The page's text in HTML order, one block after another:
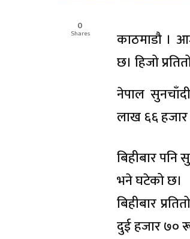
0
Shares
काठमाडौ ।
छ। हिजो
नेपाल
लाख ६६ हजार
बिहीबार
भने घटेको छ।
बिहीबार
दुई हजार ७०